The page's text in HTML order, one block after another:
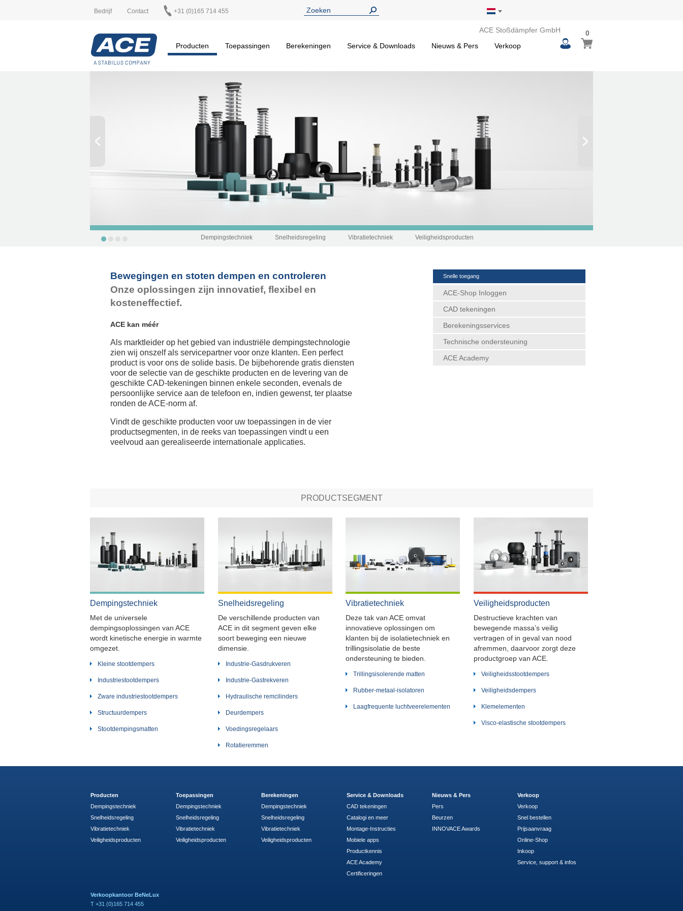
Bedrijf Contact +31 (0)165 714 455
ACE Stoßdämpfer GmbH
Producten
Toepassingen Berekeningen Service & Downloads Nieuws & Pers Verkoop
Winkelwagen
00
items
Dempingstechniek Snelheidsregeling Vibratietechniek Veiligheidsproducten
Bewegingen en stoten dempen en controleren
Onze oplossingen zijn innovatief, flexibel en
kosteneffectief.
ACE kan méér
Als marktleider op het gebied van industriële dempingstechnologie
zien wij onszelf als servicepartner voor onze klanten. Een perfect
product is voor ons de solide basis. De bijbehorende gratis diensten
voor de selectie van de geschikte producten en de levering van de
geschikte CAD-tekeningen binnen enkele seconden, evenals de
persoonlijke service aan de telefoon en, indien gewenst, ter plaatse
ronden de ACE-norm af.
Vindt de geschikte producten voor uw toepassingen in de vier
productsegmenten, in de reeks van toepassingen vindt u een
veelvoud aan gerealiseerde internationale applicaties.
Snelle toegang
ACE-Shop Inloggen
CAD tekeningen
Berekeningsservices
Technische ondersteuning
ACE Academy
PRODUCTSEGMENT
Dempingstechniek
Met de universele
dempingsoplossingen van ACE
wordt kinetische energie in warmte
omgezet.
Kleine stootdempers
Industriestootdempers
Zware industriestootdempers
Structuurdempers
Stootdempingsmatten
Snelheidsregeling
De verschillende producten van
ACE in dit segment geven elke
soort beweging een nieuwe
dimensie.
Industrie-Gasdrukveren
Industrie-Gastrekveren
Hydraulische remcilinders
Deurdempers
Voedingsregelaars
Rotatieremmen
Vibratietechniek
Deze tak van ACE omvat
innovatieve oplossingen om
klanten bij de isolatietechniek en
trillingsisolatie de beste
ondersteuning te bieden.
Trillingsisolerende matten
Rubber-metaal-isolatoren
Laagfrequente luchtveerelementen
Veiligheidsproducten
Destructieve krachten van
bewegende massa’s veilig
vertragen of in geval van nood
afremmen, daarvoor zorgt deze
productgroep van ACE.
Veiligheidsstootdempers
Veiligheidsdempers
Klemelementen
Visco-elastische stootdempers
Producten
Dempingstechniek
Snelheidsregeling
Vibratietechniek
Veiligheidsproducten
Toepassingen
Dempingstechniek
Snelheidsregeling
Vibratietechniek
Veiligheidsproducten
Berekeningen
Dempingstechniek
Snelheidsregeling
Vibratietechniek
Veiligheidsproducten
Service & Downloads
CAD tekeningen
Catalogi en meer
Montage-Instructies
Mobiele apps
Productkennis
ACE Academy
Certificeringen
Nieuws & Pers
Pers
Beurzen
INNOVACE Awards
Verkoop
Verkoop
Snel bestellen
Prijsaanvraag
Online-Shop
Inkoop
Service, support & infos
Verkoopkantoor BeNeLux
T +31 (0)165 714 455